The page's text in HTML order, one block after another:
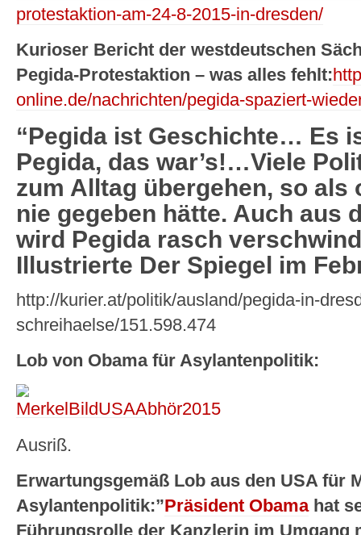
protestaktion-am-24-8-2015-in-dresden/
Kurioser Bericht der westdeutschen
Pegida-Protestaktion – was alles fehlt:
online.de/nachrichten/pegida-spaziert-
“Pegida ist Geschichte… Es
Pegida, das war’s!…Viele
zum Alltag übergehen, so als
nie gegeben hätte. Auch aus
wird Pegida rasch
Illustrierte Der Spiegel im
http://kurier.at/politik/ausland/pegida-in-
schreihaelse/151.598.474
Lob von Obama für Asylantenpolitik:
Ausriß.
Erwartungsgemäß Lob aus den USA für
Asylantenpolitik:”Präsident Obamahat
Führungsrolle der Kanzlerin im Umgang